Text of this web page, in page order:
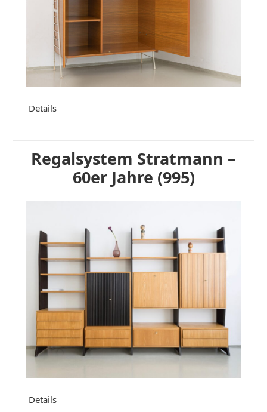
Details
Regalsystem Stratmann –
60er Jahre (995)
Details